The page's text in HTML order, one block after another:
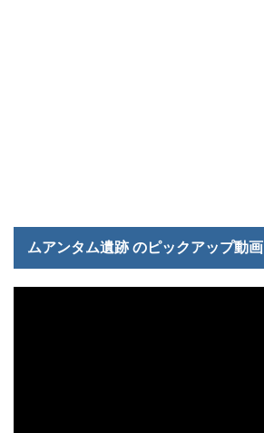
ムアンタム遺跡 のピックアップ動画